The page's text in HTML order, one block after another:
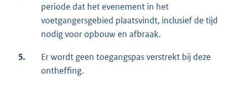
periode dat het evenement in het
voetgangersgebied plaatsvindt, inclusief de tijd
nodig voor opbouw en afbraak.
5.
Er wordt geen toegangspas verstrekt bij deze
ontheffing.